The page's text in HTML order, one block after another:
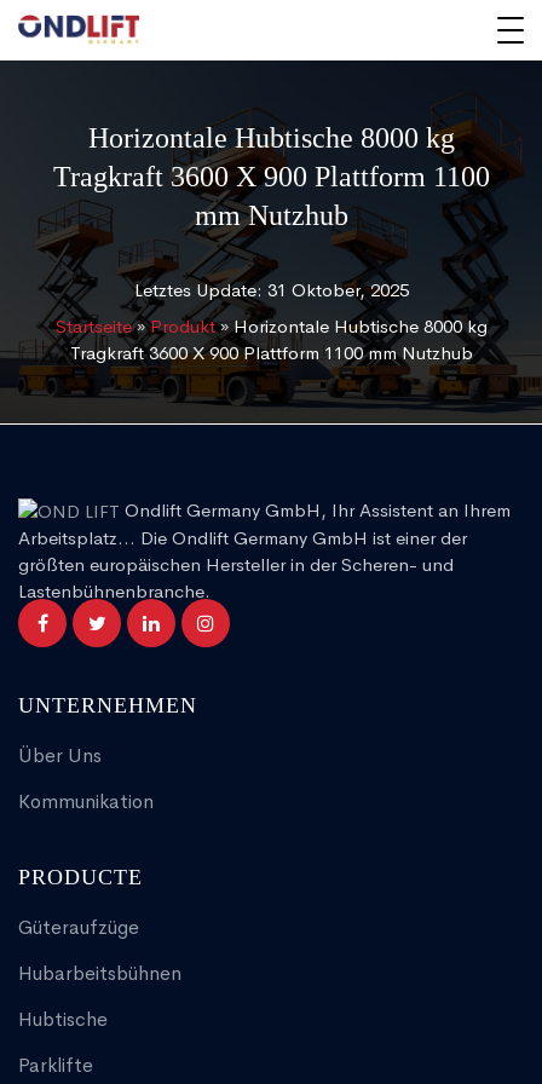
Horizontale Hubtische 8000 kg
Tragkraft 3600 X 900 Plattform 1100
mm Nutzhub
Letztes Update: 31 Oktober, 2025
Startseite»Produkt»Horizontale Hubtische 8000 kg
Tragkraft 3600 X 900 Plattform 1100 mm Nutzhub
Ondlift Germany GmbH, Ihr Assistent an Ihrem
Arbeitsplatz... Die Ondlift Germany GmbH ist einer der
größten europäischen Hersteller in der Scheren- und
Lastenbühnenbranche.
UNTERNEHMEN
Über Uns
Kommunikation
PRODUCTE
Güteraufzüge
Hubarbeitsbühnen
Hubtische
Parklifte